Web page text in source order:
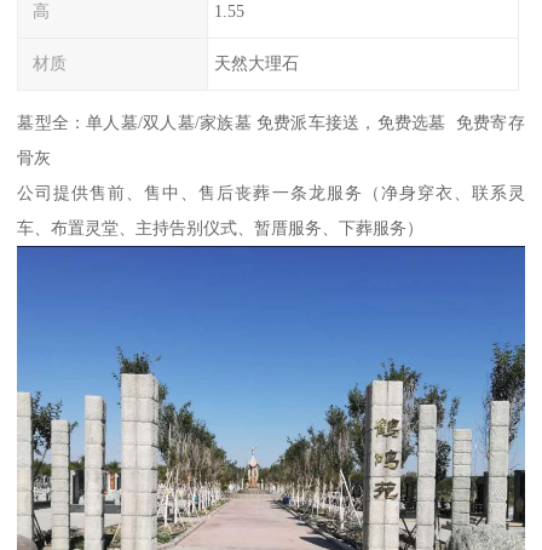
高 1.55
材质 天然大理石
墓型全：单人墓/双人墓/家族墓 免费派车接送，免费选墓 免费寄存
骨灰
公司提供售前、售中、售后丧葬一条龙服务（净身穿衣、联系灵
车、布置灵堂、主持告别仪式、暂厝服务、下葬服务）